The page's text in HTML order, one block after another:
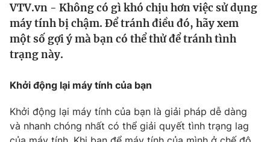
Thế giới
Tin tức
Kinh tế
Tài chính
Thị trường
Góc doanh nghiệp
Dữ liệu và đời sống
Truyền hình
VTV.vn - Không có gì khó chịu hơn việc sử dụng
máy tính bị chậm. Để tránh điều đó, hãy xem
một số gợi ý mà bạn có thể thử để tránh tình
trạng này.
Khởi động lại máy tính của bạn
Khởi động lại máy tính của bạn là giải pháp dễ dàng
và nhanh chóng nhất có thể giải quyết tình trạng lag